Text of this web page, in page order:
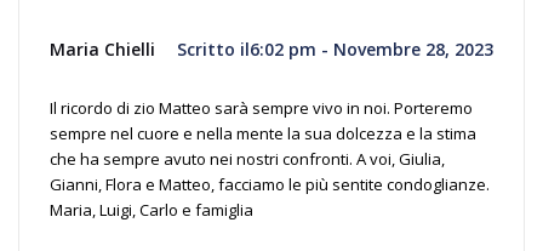
Maria Chielli Scritto il6:02 pm - Novembre 28, 2023
Il ricordo di zio Matteo sarà sempre vivo in noi. Porteremo
sempre nel cuore e nella mente la sua dolcezza e la stima
che ha sempre avuto nei nostri confronti. A voi, Giulia,
Gianni, Flora e Matteo, facciamo le più sentite condoglianze.
Maria, Luigi, Carlo e famiglia